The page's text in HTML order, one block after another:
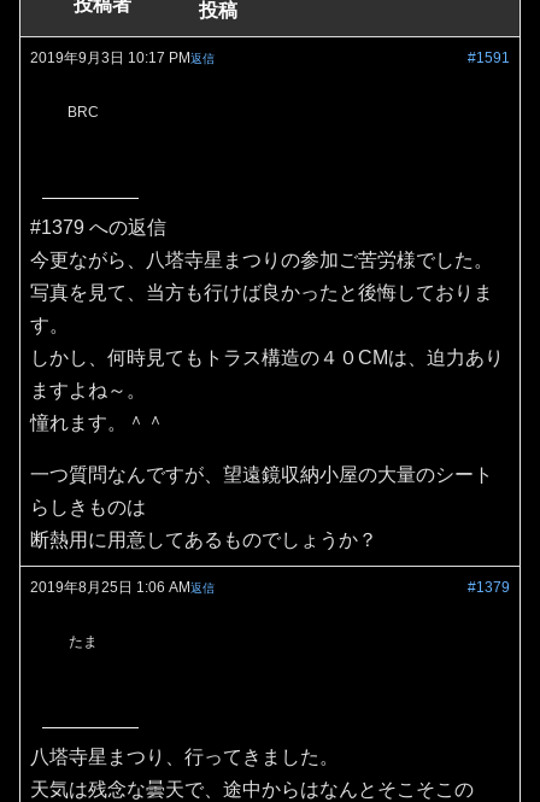
投稿者 投稿
2019年9月3日 10:17 PM #1591
返信
BRC
#1379 への返信
今更ながら、八塔寺星まつりの参加ご苦労様でした。
写真を見て、当方も行けば良かったと後悔しておりま
す。
しかし、何時見てもトラス構造の４０CMは、迫力あり
ますよね～。
憧れます。＾＾
一つ質問なんですが、望遠鏡収納小屋の大量のシート
らしきものは
断熱用に用意してあるものでしょうか？
2019年8月25日 1:06 AM #1379
返信
たま
八塔寺星まつり、行ってきました。
天気は残念な曇天で、途中からはなんとそこそこの